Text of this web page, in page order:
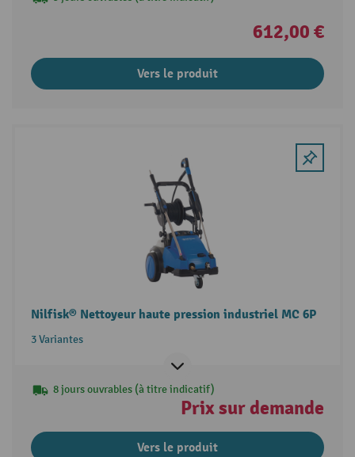
612,00 €
Vers le produit
Nilfisk® Nettoyeur haute pression industriel MC 6P
3 Variantes
8 jours ouvrables (à titre indicatif)
Prix sur demande
Vers le produit